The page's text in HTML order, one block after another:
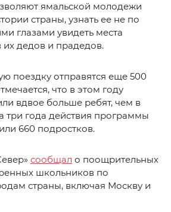
ямальской молодежи
страны, узнать ее не по
глазами увидеть места
их дедов и прадедов.
поездку отправятся еще 500
что в этом году
вдвое больше ребят, чем в
три года действия программы
660 подростков.
сообщал о поощрительных
школьников по
страны, включая Москву и